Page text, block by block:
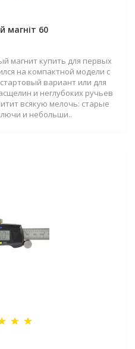
магніт 60
магнит купить для первых
на компактной модели с
вариант или для
и неглубоких ручьев
всякую мелочь: старые
и небольши..